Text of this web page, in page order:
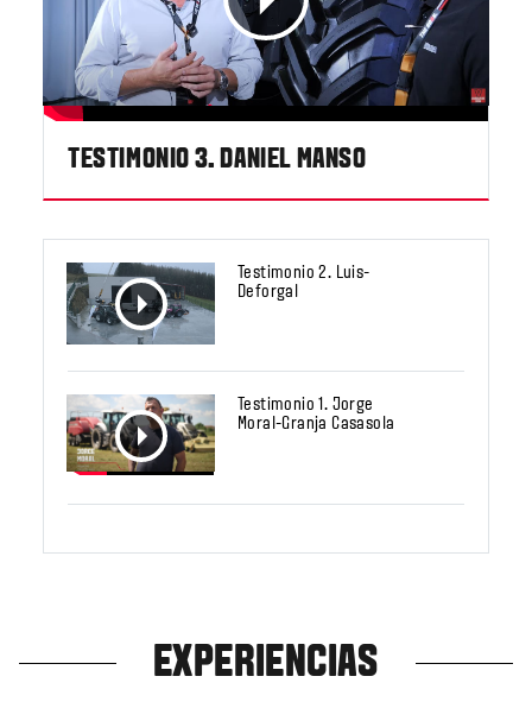
TESTIMONIO 3. DANIEL MANSO
Testimonio 2. Luis-
Deforgal
Testimonio 1. Jorge
Moral-Granja Casasola
EXPERIENCIAS